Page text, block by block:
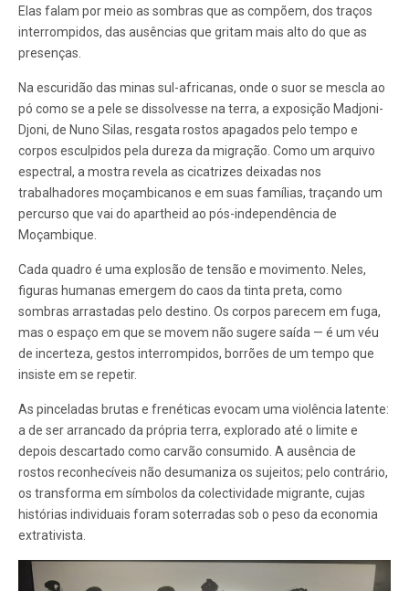
Elas falam por meio as sombras que as compõem, dos traços
interrompidos, das ausências que gritam mais alto do que as
presenças.
Na escuridão das minas sul-africanas, onde o suor se mescla ao
pó como se a pele se dissolvesse na terra, a exposição Madjoni-
Djoni, de Nuno Silas, resgata rostos apagados pelo tempo e
corpos esculpidos pela dureza da migração. Como um arquivo
espectral, a mostra revela as cicatrizes deixadas nos
trabalhadores moçambicanos e em suas famílias, traçando um
percurso que vai do apartheid ao pós-independência de
Moçambique.
Cada quadro é uma explosão de tensão e movimento. Neles,
figuras humanas emergem do caos da tinta preta, como
sombras arrastadas pelo destino. Os corpos parecem em fuga,
mas o espaço em que se movem não sugere saída — é um véu
de incerteza, gestos interrompidos, borrões de um tempo que
insiste em se repetir.
As pinceladas brutas e frenéticas evocam uma violência latente:
a de ser arrancado da própria terra, explorado até o limite e
depois descartado como carvão consumido. A ausência de
rostos reconhecíveis não desumaniza os sujeitos; pelo contrário,
os transforma em símbolos da colectividade migrante, cujas
histórias individuais foram soterradas sob o peso da economia
extrativista.